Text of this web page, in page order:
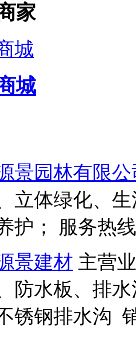
家
城
城
景园林有限公
立体绿化、
护； 服务热
景建材 主营
防水板、排
锈钢排水沟